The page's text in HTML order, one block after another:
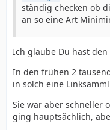
ständig checken ob
an so eine Art
Ich glaube Du hast
In den frühen 2
in solch eine
Sie war aber schneller
ging hauptsächlich,